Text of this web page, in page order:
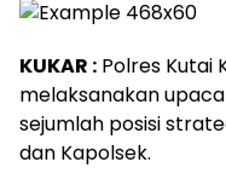
KUKAR : Polres Kutai
melaksanakan
sejumlah posisi
dan Kapolsek.